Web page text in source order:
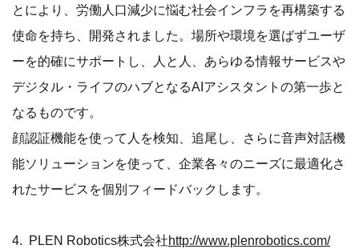
とにより、労働人口減少に悩む社会インフラを再構築する
使命を持ち、開発されました。場所や環境を選ばずユーザ
ーを的確にサポートし、人と人、あらゆる情報サービスや
デジタル・ライフのハブとなるAIアシスタントの第一歩と
なるものです。
顔認証機能を使って人を検知、追尾し、さらに音声対話機
能ソリューションを使って、企業各々のニーズに最適化さ
れたサービスを個別フィードバックします。
4. PLEN Robotics株式会社http://www.plenrobotics.com/